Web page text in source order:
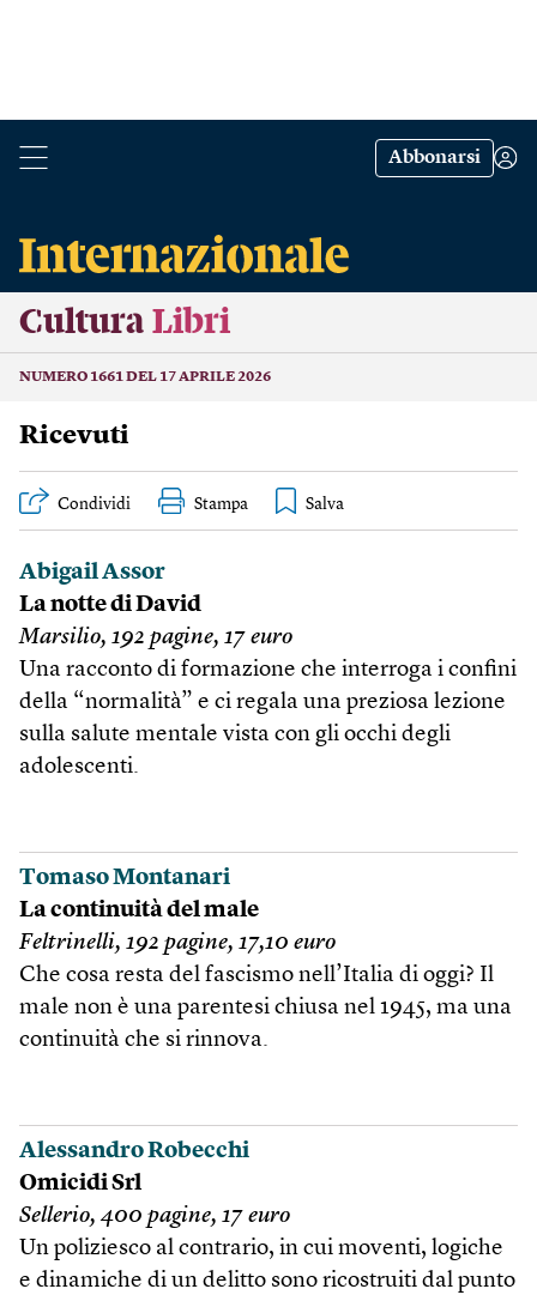
Abbonarsi
Cultura Libri
NUMERO 1661 DEL 17 APRILE 2026
Ricevuti
Condividi Stampa
Abigail Assor
La notte di David
Marsilio, 192 pagine, 17 euro
Una racconto di formazione che interroga i confini
della “normalità” e ci regala una preziosa lezione
sulla salute mentale vista con gli occhi degli
adolescenti.
Tomaso Montanari
La continuità del male
Feltrinelli, 192 pagine, 17,10 euro
Che cosa resta del fascismo nell’Italia di oggi? Il
male non è una parentesi chiusa nel 1945, ma una
continuità che si rinnova.
Alessandro Robecchi
Omicidi Srl
Sellerio, 400 pagine, 17 euro
Un poliziesco al contrario, in cui moventi, logiche
e dinamiche di un delitto sono ricostruiti dal punto